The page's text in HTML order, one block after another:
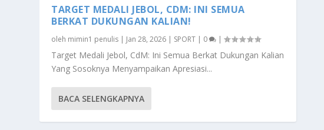
TARGET MEDALI JEBOL, CDM: INI SEMUA
BERKAT DUKUNGAN KALIAN!
oleh mimin1 penulis | Jan 28, 2026 | SPORT | 0 |
Target Medali Jebol, CdM: Ini Semua Berkat Dukungan Kalian
Yang Sosoknya Menyampaikan Apresiasi...
BACA SELENGKAPNYA